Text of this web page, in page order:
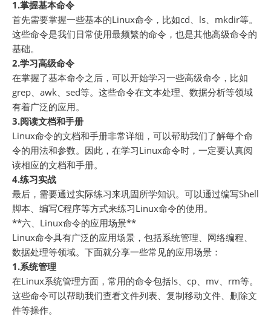
1.掌握基本命令
首先需要掌握一些基本的Linux命令，比如cd、ls、mkdir等。
这些命令是我们日常使用最频繁的命令，也是其他高级命令的
基础。
2.学习高级命令
在掌握了基本命令之后，可以开始学习一些高级命令，比如
grep、awk、sed等。这些命令在文本处理、数据分析等领域
有着广泛的应用。
3.阅读文档和手册
Linux命令的文档和手册非常详细，可以帮助我们了解每个命
令的用法和参数。因此，在学习Linux命令时，一定要认真阅
读相应的文档和手册。
4.练习实战
最后，需要通过实际练习来巩固所学知识。可以通过编写Shell
脚本、编写C程序等方式来练习Linux命令的使用。
**六、Linux命令的应用场景**
Linux命令具有广泛的应用场景，包括系统管理、网络编程、
数据处理等领域。下面就分享一些常见的应用场景：
1.系统管理
在Linux系统管理方面，常用的命令包括ls、cp、mv、rm等。
这些命令可以帮助我们查看文件列表、复制移动文件、删除文
件等操作。